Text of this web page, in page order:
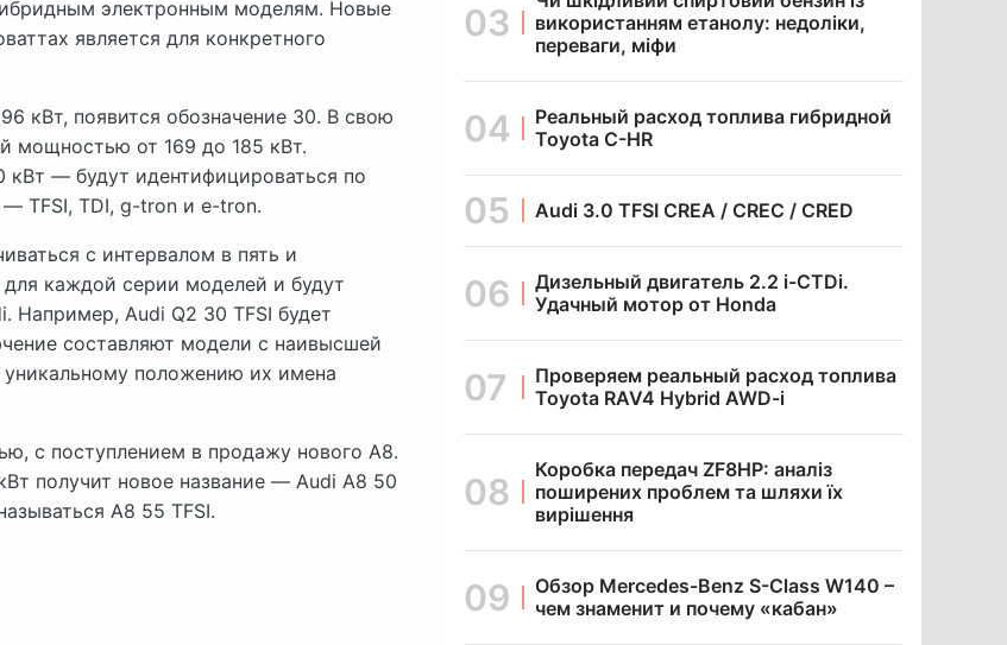
электронным моделям. Новые
является для конкретного
кВт, появится обозначение 30. В свою
мощностью от 169 до 185 кВт.
— будут идентифицироваться по
TFSI, TDI, g-tron и e-tron.
с интервалом в пять и
каждой серии моделей и будут
Например, Audi Q2 30 TFSI будет
составляют модели с наивысшей
положению их имена
с поступлением в продажу нового A8.
получит новое название — Audi A8 50
A8 55 TFSI.
використанням етанолу: недоліки,
переваги, міфи
Реальный расход топлива гибридной
Toyota C-HR
Audi 3.0 TFSI CREA / CREC / CRED
Дизельный двигатель 2.2 i-CTDi.
Удачный мотор от Honda
Проверяем реальный расход топлива
Toyota RAV4 Hybrid AWD-i
Коробка передач ZF8HP: аналіз
поширених проблем та шляхи їх
вирішення
Обзор Mercedes-Benz S-Class W140 –
чем знаменит и почему «кабан»